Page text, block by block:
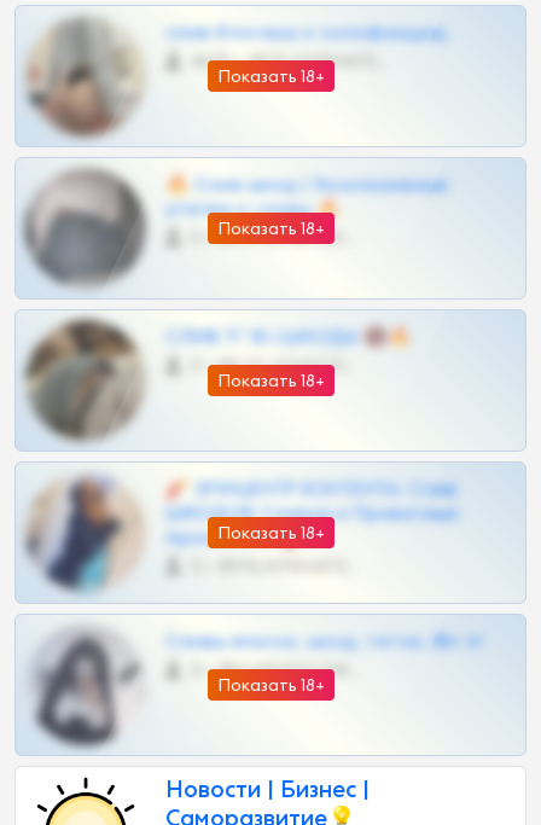
Показать 18+
слив блогерш и онлифанщиц
4675 •
Показать 18+
🔥 Слив шкод | Эксклюзивные
утечки и сливы 🔥
0 •
Показать 18+
СЛИВ ТГ 18 | ШКОДЫ 🔞🔥
0 •
Показать 18+
🧨 ЭПИЦЕНТР КОНТЕНТА: Слив
ШКОДОВ Сливов и Приватных
Архивов ТГ 🔞💎
Показать 18+
Сливы вписок, шкод, теток, 18+ тг
0 •
Новости | Бизнес |
Саморазвитие💡